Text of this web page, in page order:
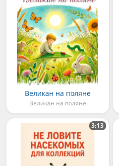
Великан на поляне
Великан на поляне
3:13